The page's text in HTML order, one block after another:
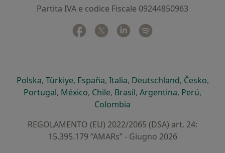
Partita IVA e codice Fiscale 09244850963
Facebook
si apre in una nuova scheda
Twitter
si apre in una nuova scheda
Linkedin
si apre in una nuova
Polskasi apre in una nuova scheda
, Türkiyesi apre in una nuova scheda
, Españasi apre in una nuova scheda
, Italiasi apre in una nuova
, Deutschlandsi apre in
, Českosi
,
Portugalsi apre in una nuova scheda
, Méxicosi apre in una nuova scheda
, Chilesi apre in una nuova scheda
, Brasilsi apre in una nuova
, Argentinasi apre in
, Perúsi
,
Colombia
REGOLAMENTO (EU) 2022/2065 (DSA) art. 24:
15.395.179 “AMARs” - Giugno 2026